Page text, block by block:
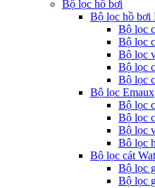
Bộ lọc hồ bơi
Bộ lọc hồ bơi
Bộ lọc
Bộ lọc
Bộ lọc
Bộ lọc
Bộ lọc
Bộ lọc Emaux
Bộ lọc
Bộ lọc
Bộ lọc
Bô lọc
Bộ lọc cát
Bộ lọc
Bộ lọc